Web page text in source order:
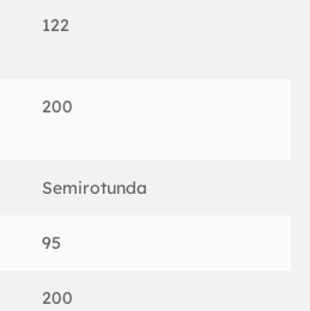
122
200
Semirotunda
95
200